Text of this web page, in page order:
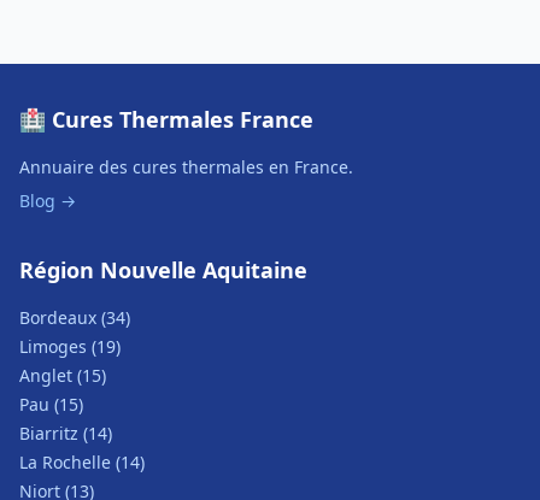
🏥 Cures Thermales France
Annuaire des cures thermales en France.
Blog →
Région Nouvelle Aquitaine
Bordeaux (34)
Limoges (19)
Anglet (15)
Pau (15)
Biarritz (14)
La Rochelle (14)
Niort (13)